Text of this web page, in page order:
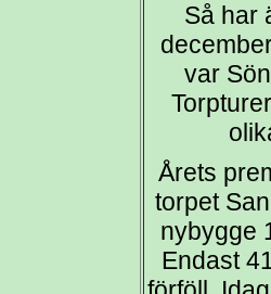
Så har
var
Årets
torpet
nybygge
Endast